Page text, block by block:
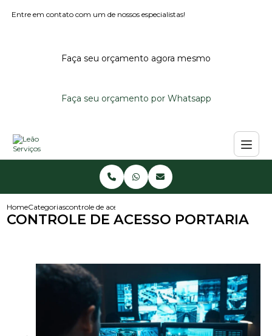
Entre em contato com um de nossos especialistas!
Faça seu orçamento agora mesmo
Faça seu orçamento por Whatsapp
HomeCategoriascontrole de acesso portaria
CONTROLE DE ACESSO PORTARIA